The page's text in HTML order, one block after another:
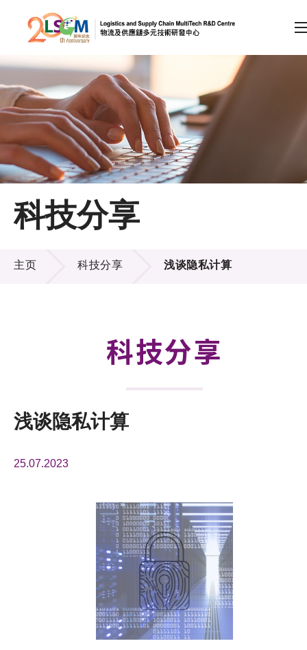
跳到内容（按回车键）
会员登录
A EN 繁 简
主页
关于LSCM
技术商品化
科技分享
科技分享
主页 科技分享 浅谈隐私计算
科技分享
浅谈隐私计算
25.07.2023